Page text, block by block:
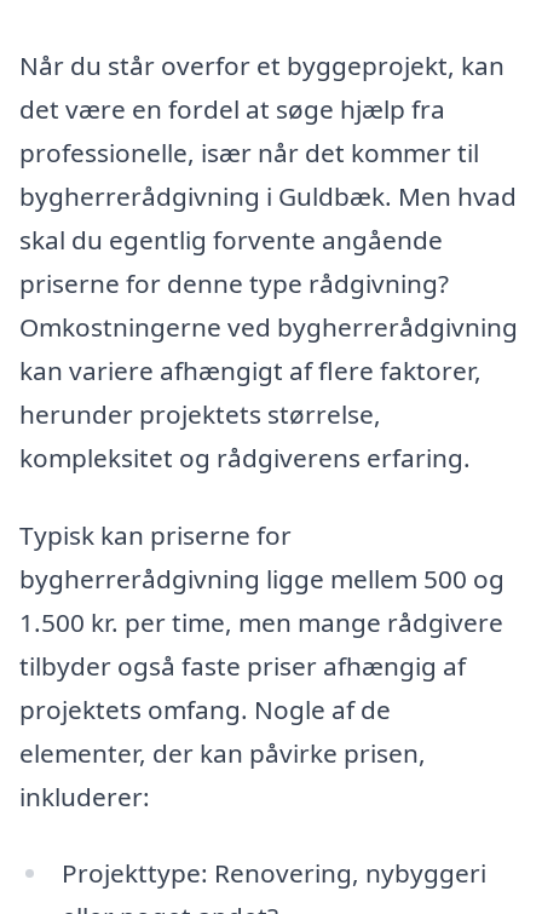
Når du står overfor et byggeprojekt, kan
det være en fordel at søge hjælp fra
professionelle, især når det kommer til
bygherrerådgivning i Guldbæk. Men hvad
skal du egentlig forvente angående
priserne for denne type rådgivning?
Omkostningerne ved bygherrerådgivning
kan variere afhængigt af flere faktorer,
herunder projektets størrelse,
kompleksitet og rådgiverens erfaring.
Typisk kan priserne for
bygherrerådgivning ligge mellem 500 og
1.500 kr. per time, men mange rådgivere
tilbyder også faste priser afhængig af
projektets omfang. Nogle af de
elementer, der kan påvirke prisen,
inkluderer:
Projekttype: Renovering, nybyggeri